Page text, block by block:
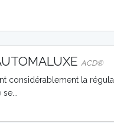
ACD®
considérablement la